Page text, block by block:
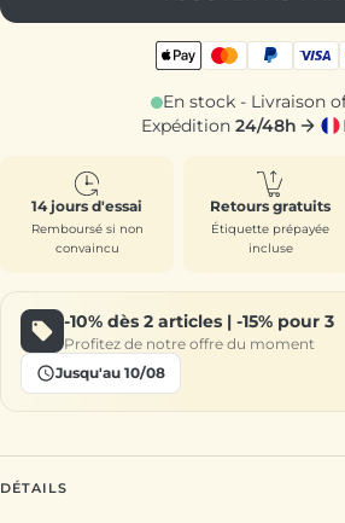
En stock - Livraison
Expédition 24/48h
14 jours d'essai
Remboursé si non
convaincu
Retours gratuits
Étiquette prépayée
incluse
-10% dès 2 articles | -15% pour 3
Profitez de notre offre du moment
Jusqu'au 10/08
DÉTAILS